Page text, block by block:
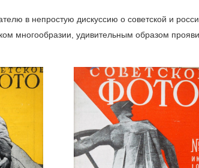
в непростую дискуссию о советской и
многообразии, удивительным образом